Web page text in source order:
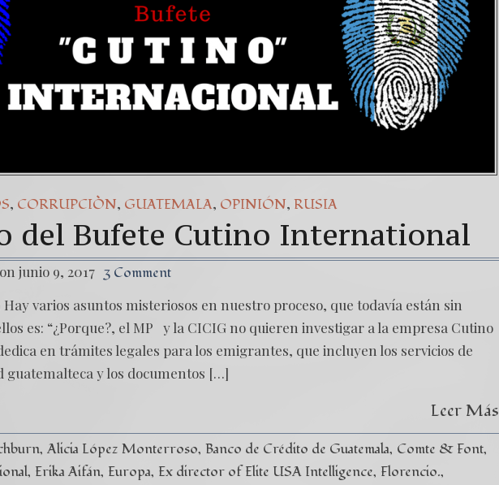
, CORRUPCIÒN, GUATEMALA, OPINIÓN, RUSIA
del Bufete Cutino International
on junio 9, 2017 3 Comment
Hay varios asuntos misteriosos en nuestro proceso, que todavía están sin
es: “¿Porque?, el MP y la CICIG no quieren investigar a la empresa Cutino
en trámites legales para los emigrantes, que incluyen los servicios de
guatemalteca y los documentos […]
Leer Más
Alicia López Monterroso Banco de Crédito de Guatemala Comte & Font
Erika Aifán Europa Ex director of Elite USA Intelligence Florencio.